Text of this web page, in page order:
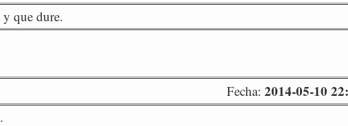
que dure.
Fecha: 2014-05-10